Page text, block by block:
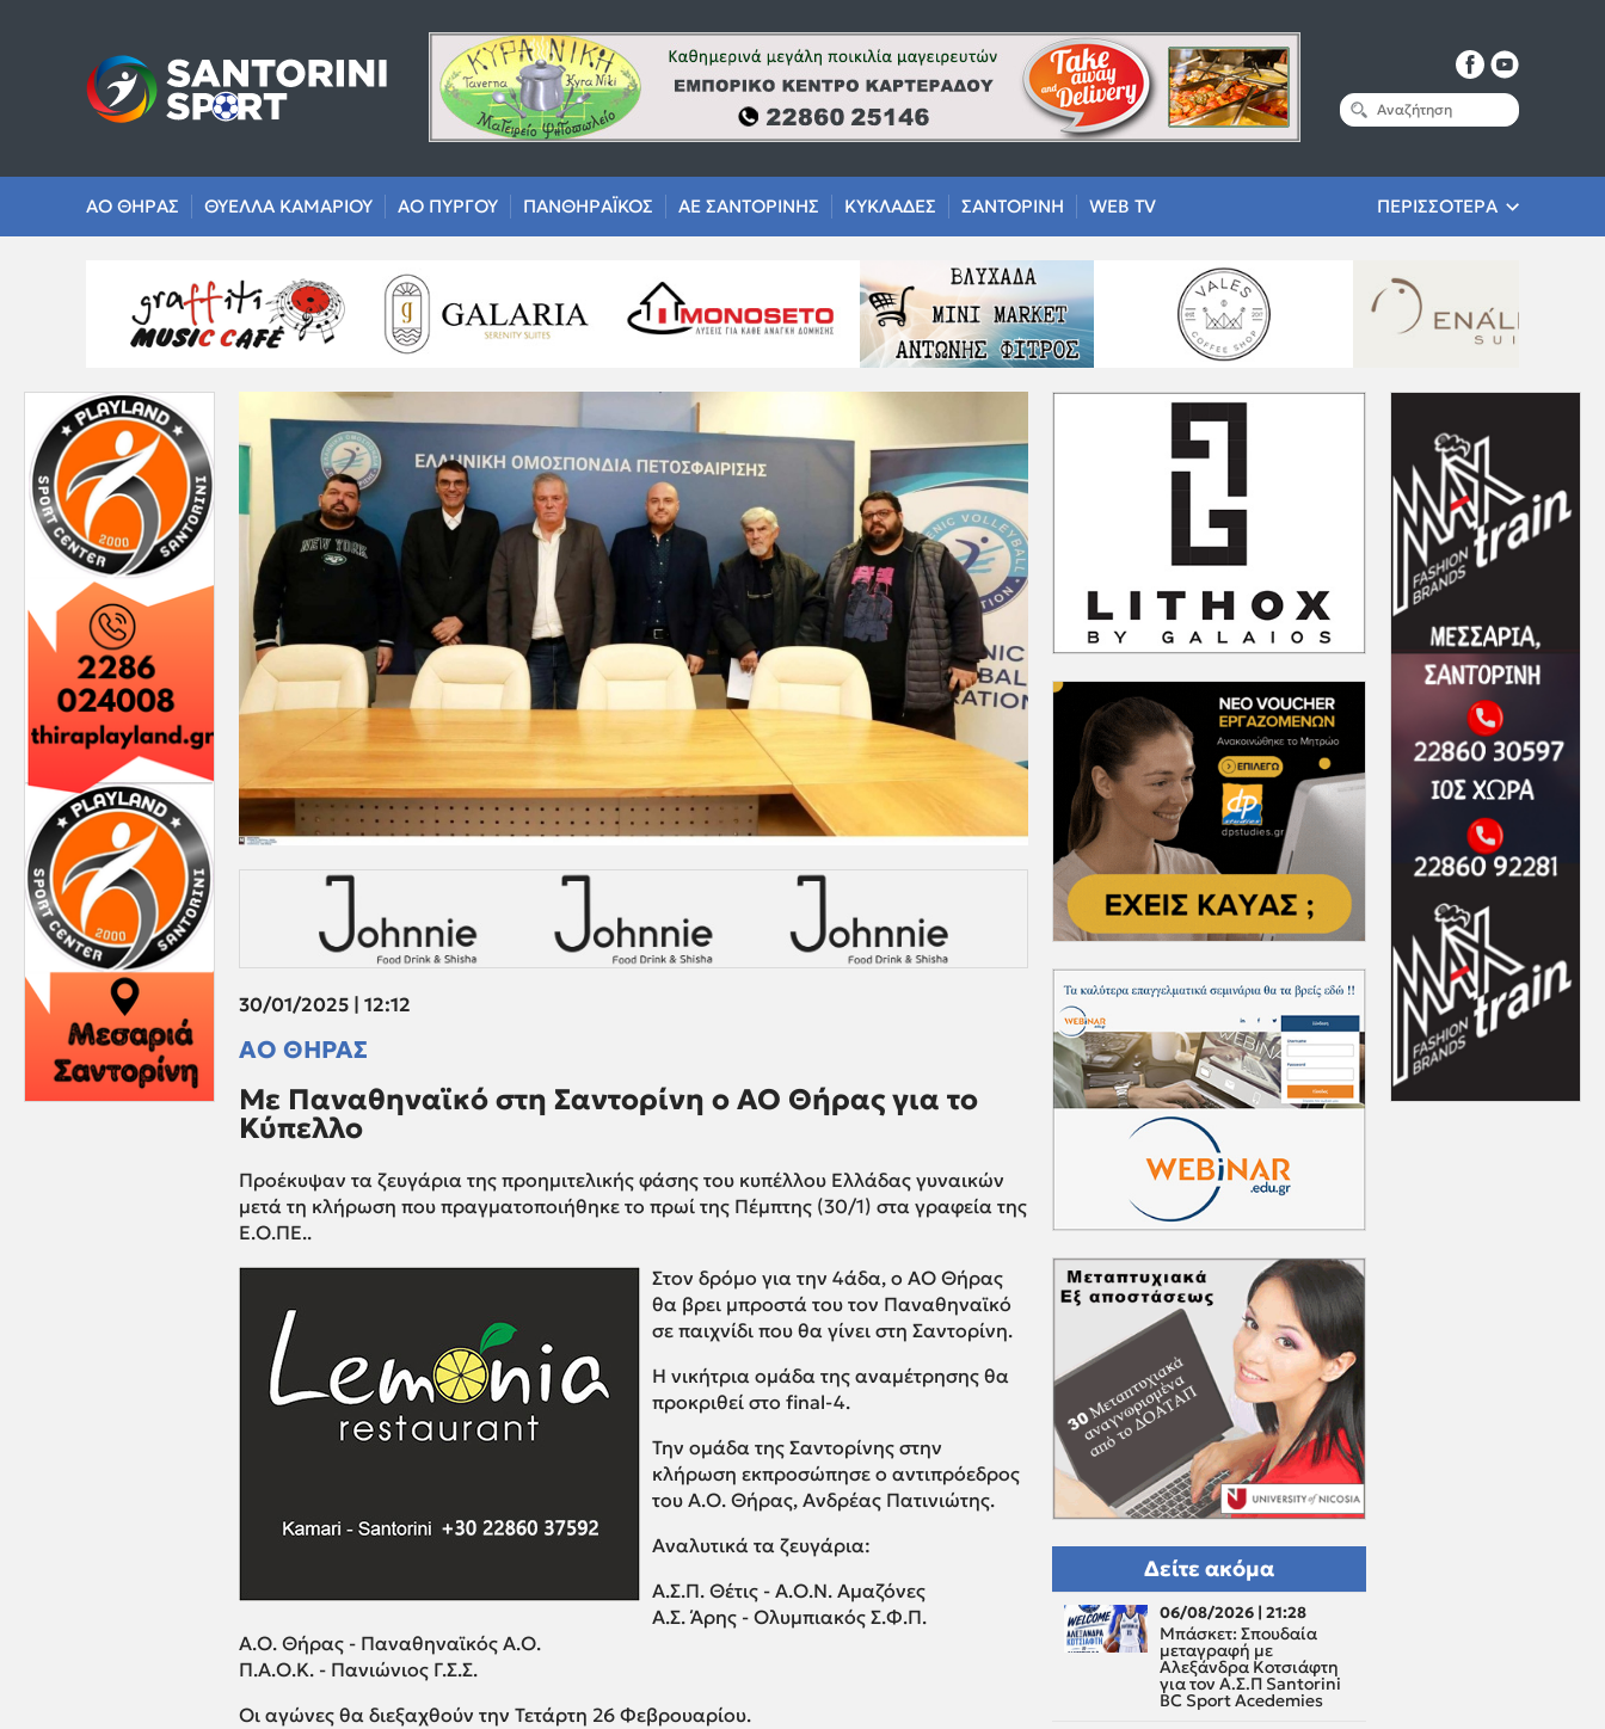
ΑΟ ΘΗΡΑΣ ΘΥΕΛΛΑ ΚΑΜΑΡΙΟΥ ΑΟ ΠΥΡΓΟΥ ΠΑΝΘΗΡΑΪΚΟΣ ΑΕ ΣΑΝΤΟΡΙΝΗΣ ΚΥΚΛΑΔΕΣ ΣΑΝΤΟΡΙΝΗ WEB TV ΠΕΡΙΣΣΟΤΕΡΑ
30/01/2025 | 12:12
ΑΟ ΘΗΡΑΣ
Με Παναθηναϊκό στη Σαντορίνη ο ΑΟ Θήρας για το
Κύπελλο
Προέκυψαν τα ζευγάρια της προημιτελικής φάσης του κυπέλλου Ελλάδας γυναικών
μετά τη κλήρωση που πραγματοποιήθηκε το πρωί της Πέμπτης (30/1) στα γραφεία της
Ε.Ο.ΠΕ..
Στον δρόμο για την 4άδα, ο ΑΟ Θήρας
θα βρει μπροστά του τον Παναθηναϊκό
σε παιχνίδι που θα γίνει στη Σαντορίνη.
Η νικήτρια ομάδα της αναμέτρησης θα
προκριθεί στο final-4.
Την ομάδα της Σαντορίνης στην
κλήρωση εκπροσώπησε ο αντιπρόεδρος
του Α.Ο. Θήρας, Ανδρέας Πατινιώτης.
Αναλυτικά τα ζευγάρια:
Α.Σ.Π. Θέτις - Α.Ο.Ν. Αμαζόνες
Α.Σ. Άρης - Ολυμπιακός Σ.Φ.Π.
Α.Ο. Θήρας - Παναθηναϊκός Α.Ο.
Π.Α.Ο.Κ. - Πανιώνιος Γ.Σ.Σ.
Οι αγώνες θα διεξαχθούν την Τετάρτη 26 Φεβρουαρίου.
Δείτε ακόμα
06/08/2026 | 21:28
Μπάσκετ: Σπουδαία
μεταγραφή με
Αλεξάνδρα Κοτσιάφτη
για τον A.Σ.Π Santorini
BC Sport Acedemies